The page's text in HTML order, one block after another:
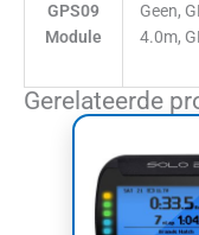
GPS09
Module
Geen,
4.0m,
Gerelateerde